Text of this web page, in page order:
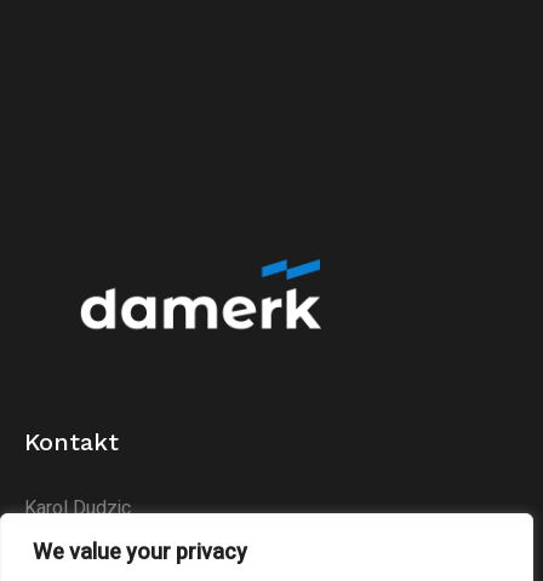
We value your privacy
Kontakt
Karol Dudzic
Huta Podłysica 24B
26-004 Bieliny